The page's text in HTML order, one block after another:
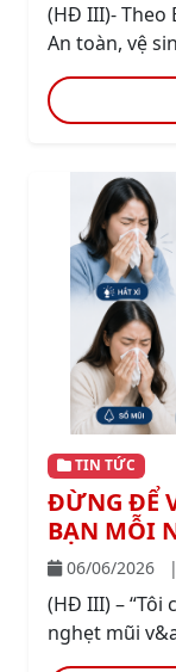
(HĐ III)- Theo
An toàn, vệ
TIN TỨC
ĐỪNG ĐỂ
BẠN MỖI
06/06/2026 |
(HĐ III) – “Tôi
nghẹt mũi